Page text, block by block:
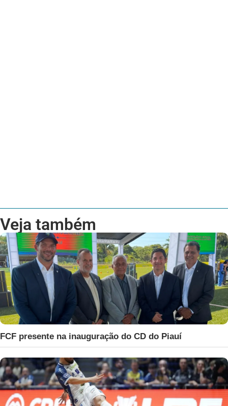
Veja também
FCF presente na inauguração do CD do Piauí